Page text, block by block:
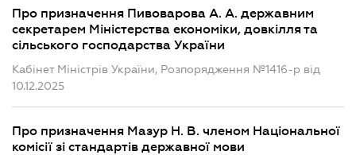
Про призначення Пивоварова А. А. державним
секретарем Міністерства економіки, довкілля та
сільського господарства України
Кабінет Міністрів України, Розпорядження №1416-р від
10.12.2025
Про призначення Мазур Н. В. членом Національної
комісії зі стандартів державної мови